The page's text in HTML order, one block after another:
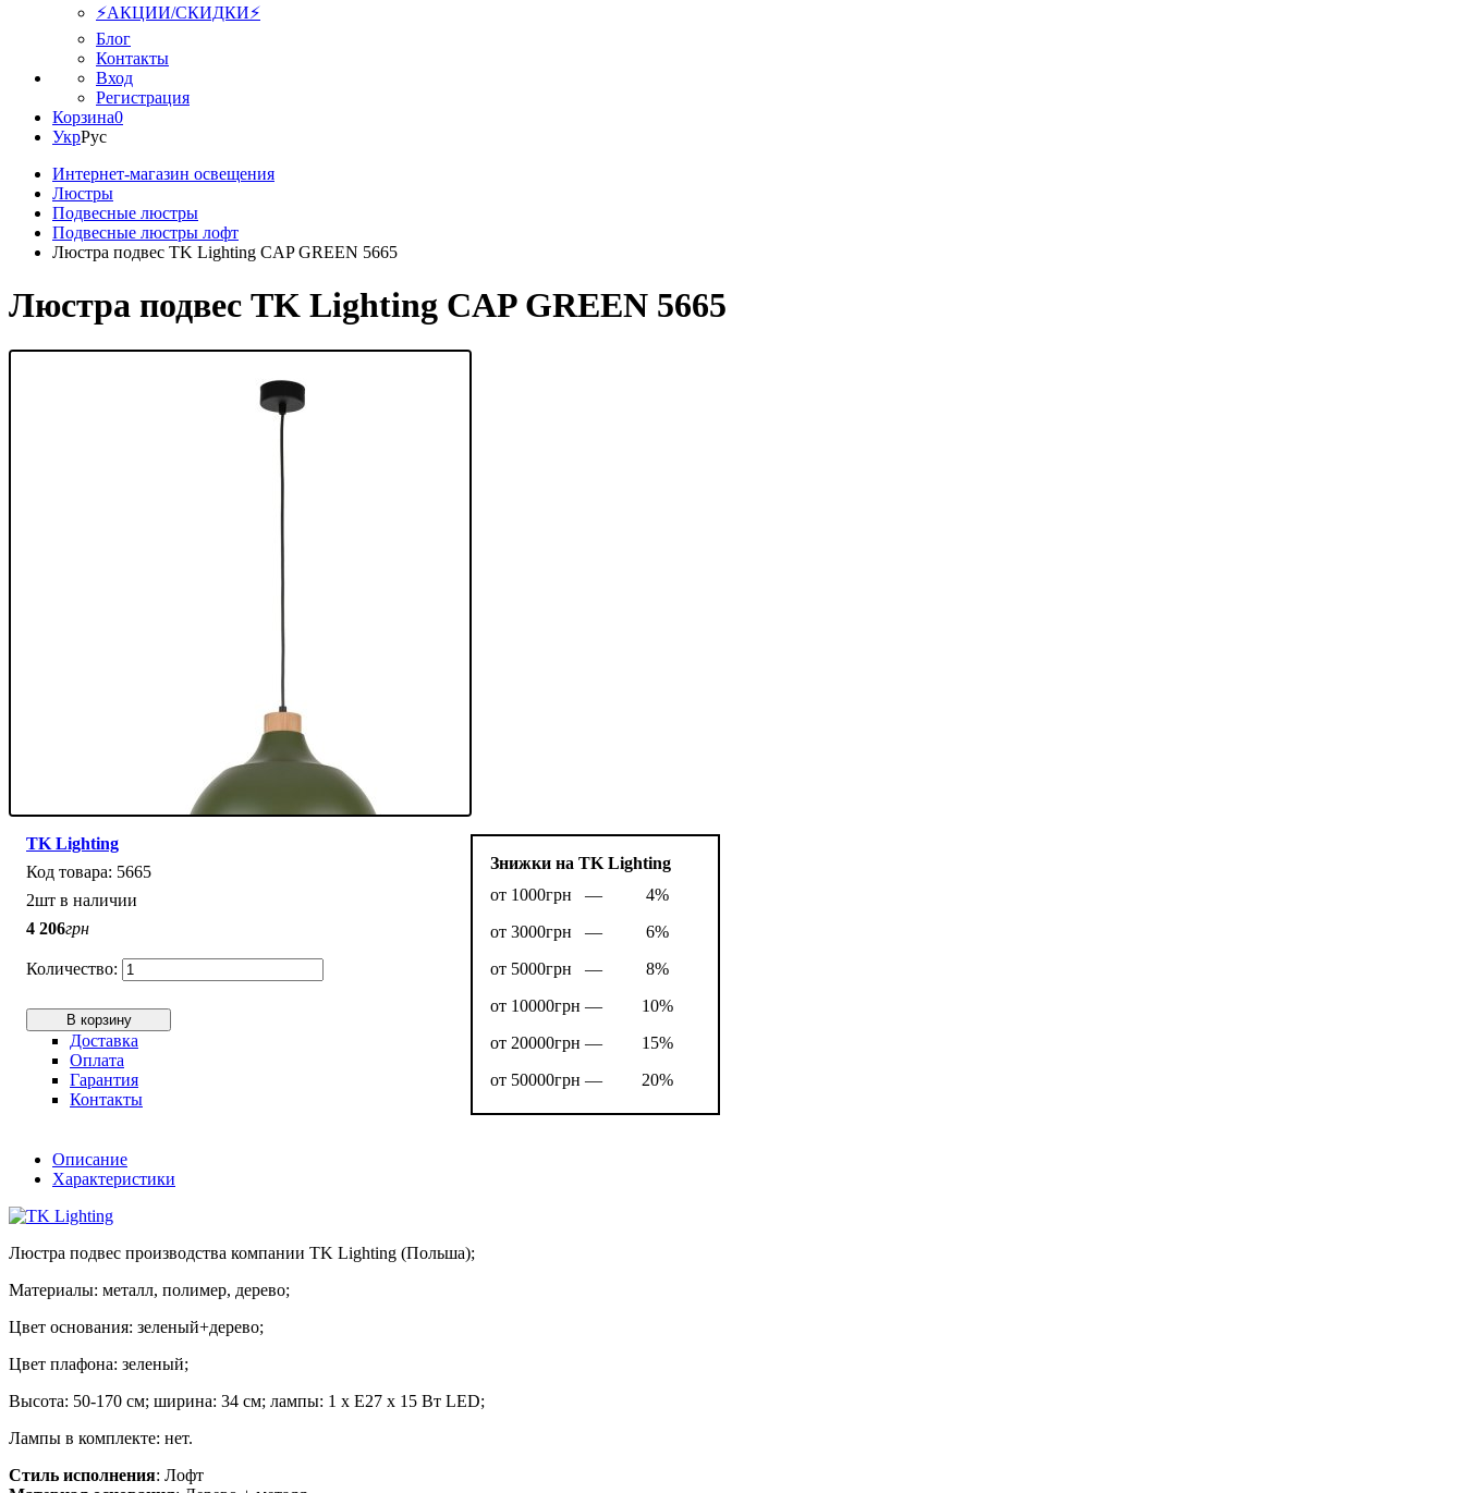
⚡АКЦИИ/СКИДКИ⚡
Блог
Контакты
Вход
Регистрация
Корзина0
УкрРус
Интернет-магазин освещения
Люстры
Подвесные люстры
Подвесные люстры лофт
Люстра подвес TK Lighting CAP GREEN 5665
Люстра подвес TK Lighting CAP GREEN 5665
Знижки на TK Lighting
от 1000грн —
4%
от 3000грн —
6%
от 5000грн —
8%
от 10000грн —
10%
от 20000грн —
15%
от 50000грн —
20%
TK Lighting
5665
2шт в наличии
4 206грн
В корзину
Доставка
Оплата
Гарантия
Контакты
Описание
Характеристики
Люстра подвес производства компании TK Lighting (Польша);
Материалы: металл, полимер, дерево;
Цвет основания: зеленый+дерево;
Цвет плафона: зеленый;
Высота: 50-170 см; ширина: 34 см; лампы: 1 х Е27 х 15 Вт LED;
Лампы в комплекте: нет.
Стиль исполнения: Лофт